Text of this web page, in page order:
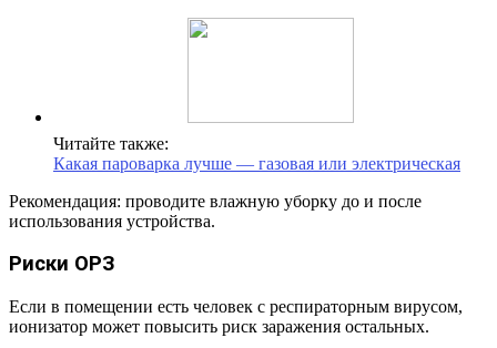
Читайте также:
Какая пароварка лучше — газовая или электрическая
Рекомендация: проводите влажную уборку до и после
использования устройства.
Риски ОРЗ
Если в помещении есть человек с респираторным вирусом,
ионизатор может повысить риск заражения остальных.